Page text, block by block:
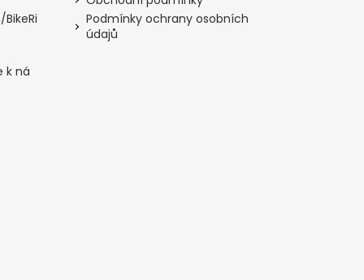
k ná
Podmínky ochrany osobních
údajů